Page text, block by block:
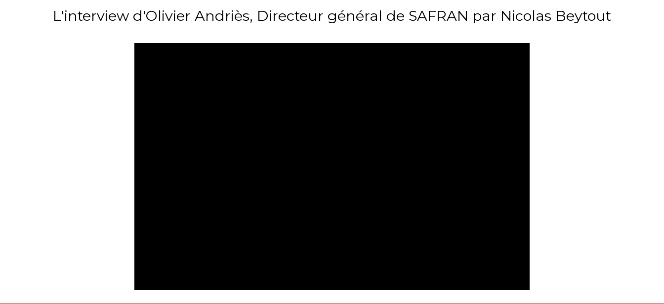
L'interview d'Olivier Andriès, Directeur général de SAFRAN par Nicolas Beytout